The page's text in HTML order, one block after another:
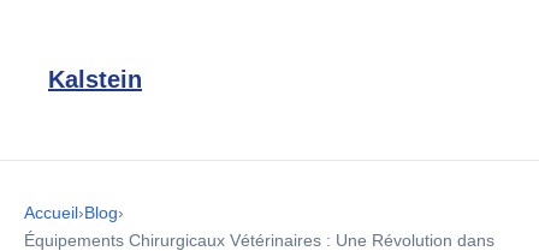
Kalstein
Accueil›Blog›
Équipements Chirurgicaux Vétérinaires : Une Révolution dans